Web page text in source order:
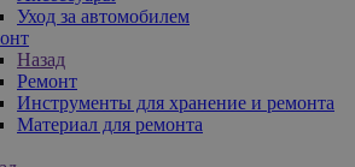
Уход за автомобилем
Назад
Ремонт
Инструменты для хранение и ремонта
Материал для ремонта